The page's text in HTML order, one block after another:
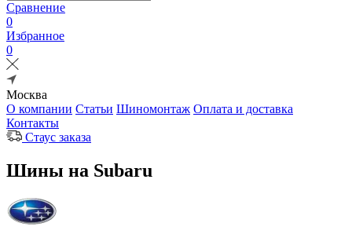
Сравнение
0
Избранное
0
Москва
О компании Статьи Шиномонтаж Оплата и доставка
Контакты
Стаус заказа
Шины на Subaru